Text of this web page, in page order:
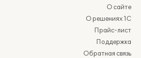
О сайте
О решениях 1С
Прайс-лист
Поддержка
Обратная связь